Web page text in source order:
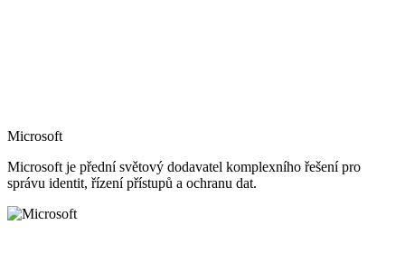
Microsoft
Microsoft je přední světový dodavatel komplexního řešení pro
správu identit, řízení přístupů a ochranu dat.